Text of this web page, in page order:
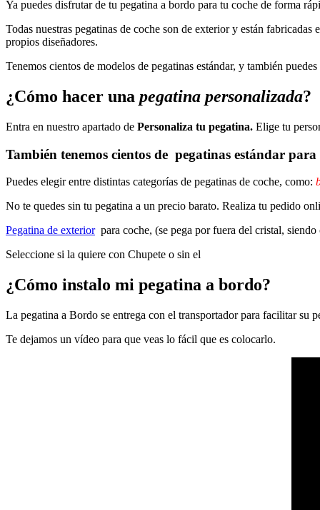
Ya puedes disfrutar de tu pegatina a bordo para tu coche de forma
Todas nuestras pegatinas de coche son de exterior y están
propios diseñadores.
Tenemos cientos de modelos de pegatinas estándar, y también
¿Cómo hacer una pegatina personalizada?
Entra en nuestro apartado de Personaliza tu pegatina. Elige tu
También tenemos cientos de pegatinas estándar para
Puedes elegir entre distintas categorías de pegatinas de coche, como:
No te quedes sin tu pegatina a un precio barato. Realiza tu pedido
Pegatina de exteriorpara coche, (se pega por fuera del cristal,
Seleccione si la quiere con Chupete o sin el
¿Cómo instalo mi pegatina a bordo?
La pegatina a Bordo se entrega con el transportador para facilitar su
Te dejamos un vídeo para que veas lo fácil que es colocarlo.